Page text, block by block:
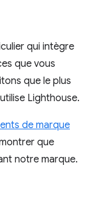
qui intègre
que vous
que le plus
Lighthouse.
de marque
que
notre marque.